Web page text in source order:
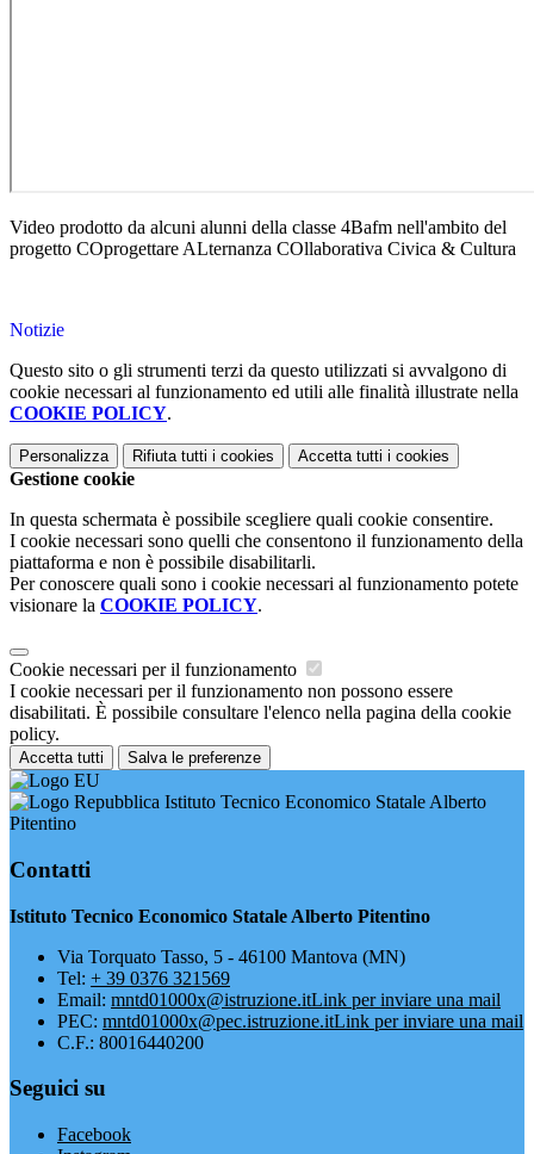
Video prodotto da alcuni alunni della classe 4Bafm nell'ambito del
progetto COprogettare ALternanza COllaborativa Civica & Cultura
Notizie
Questo sito o gli strumenti terzi da questo utilizzati si avvalgono di
cookie necessari al funzionamento ed utili alle finalità illustrate nella
COOKIE POLICY.
Personalizza Rifiuta tutti i cookies Accetta tutti i cookies
Gestione cookie
In questa schermata è possibile scegliere quali cookie consentire.
I cookie necessari sono quelli che consentono il funzionamento della
piattaforma e non è possibile disabilitarli.
Per conoscere quali sono i cookie necessari al funzionamento potete
visionare la COOKIE POLICY.
Cookie necessari per il funzionamento
I cookie necessari per il funzionamento non possono essere
disabilitati. È possibile consultare l'elenco nella pagina della cookie
policy.
Accetta tutti Salva le preferenze
Istituto Tecnico Economico Statale Alberto
Pitentino
Contatti
Istituto Tecnico Economico Statale Alberto Pitentino
Via Torquato Tasso, 5 - 46100 Mantova (MN)
Tel: + 39 0376 321569
Email: mntd01000x@istruzione.itLink per inviare una mail
PEC: mntd01000x@pec.istruzione.itLink per inviare una mail
C.F.: 80016440200
Seguici su
Facebook